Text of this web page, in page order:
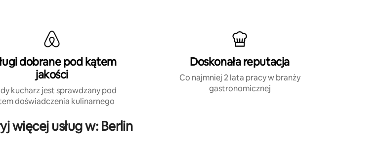
dobrane pod kątem
jakości
kucharz jest sprawdzany pod
doświadczenia kulinarnego
Doskonała reputacja
Co najmniej 2 lata pracy w branży
gastronomicznej
więcej usług w: Berlin